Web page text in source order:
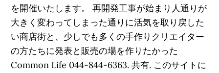
を開催いたします。 再開発工事が始まり人通りが
大きく変わってしまった通りに活気を取り戻した
い商店街と、少しでも多くの手作りクリエイター
の方たちに発表と販売の場を作りたかった
Common Life 044-844-6363. 共有. このサイトに